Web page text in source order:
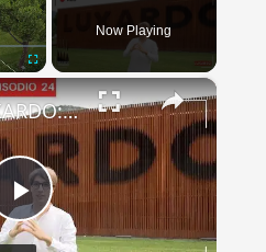
Fullscreen
Now Playing
×
Play
MUSEO LUXARDO: Un Viaggio nel Tempo e nel Gusto